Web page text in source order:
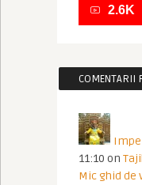
2.6K
COMENTARII
11:10 on
Mic ghid de